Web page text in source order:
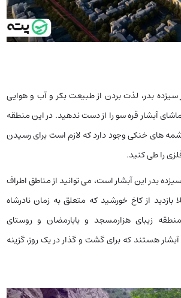
سیزده بدر، لذت بردن از طبیعت بکر و آب و هوایی
آبشار قره سو را از دست ندهید. در این منطقه
های خنکی وجود دارد که لازم است برای رسیدن
را طی کنید.
بدر این آبشار است، می توانید از مناطق اطراف
بازدید از کاخ خورشید که متعلق به زمان نادرشاه
زیبای هزارمسجد و بابارمضان و روستای
هستند که برای گشت و گذار در یک روز، گزینه